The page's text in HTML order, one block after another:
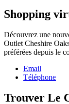
Shopping
Découvrez une
Outlet Cheshire
préférées depuis le
Email
Téléphone
Trouver Le